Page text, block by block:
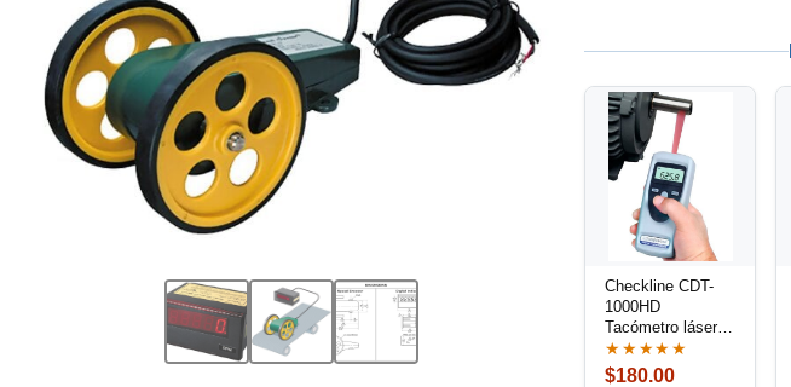
Checkline CDT-
1000HD
Tacómetro láser
de mano
★★★★★
$180.00